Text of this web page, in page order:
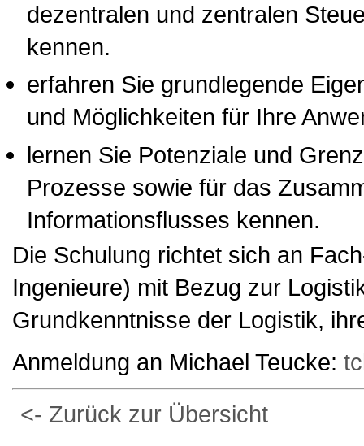
dezentralen und zentralen
kennen.
erfahren Sie grundlegende
und Möglichkeiten für Ihre
lernen Sie Potenziale und
Prozesse sowie für das
Informationsflusses kennen.
Die Schulung richtet sich an
Ingenieure) mit Bezug zur
Grundkenntnisse der Logistik,
Anmeldung an Michael Teucke:
<- Zurück zur Übersicht